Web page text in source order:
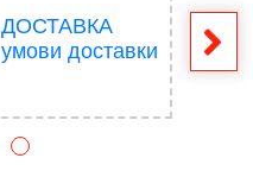
ДОСТАВКА
умови доставки